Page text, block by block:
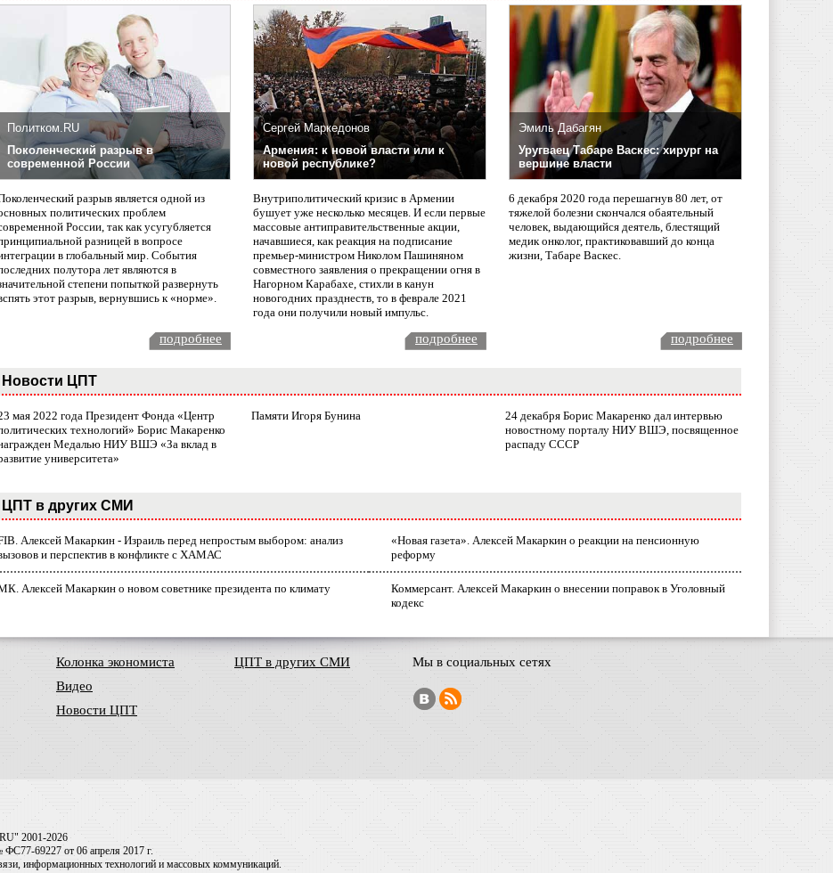
Политком.RU
Поколенческий разрыв в
современной России
разрыв является одной из
политических проблем
России, так как усугубляется
разницей в вопросе
в глобальный мир. События
полутора лет являются в
степени попыткой развернуть
этот разрыв, вернувшись к «норме».
Сергей Маркедонов
Армения: к новой власти или к
новой республике?
Внутриполитический кризис в Армении
бушует уже несколько месяцев. И если первые
массовые антиправительственные акции,
начавшиеся, как реакция на подписание
премьер-министром Николом Пашиняном
совместного заявления о прекращении огня в
Нагорном Карабахе, стихли в канун
новогодних празднеств, то в феврале 2021
года они получили новый импульс.
Эмиль Дабагян
Уругваец Табаре Васкес: хирург на
вершине власти
6 декабря 2020 года перешагнув 80 лет, от
тяжелой болезни скончался обаятельный
человек, выдающийся деятель, блестящий
медик онколог, практиковавший до конца
жизни, Табаре Васкес.
подробнее подробнее подробнее
Новости ЦПТ
мая 2022 года Президент Фонда «Центр
технологий» Борис Макаренко
Медалью НИУ ВШЭ «За вклад в
университета»
Памяти Игоря Бунина
24 декабря Борис Макаренко дал интервью
новостному порталу НИУ ВШЭ, посвященное
распаду СССР
ЦПТ в других СМИ
Алексей Макаркин - Израиль перед непростым выбором: анализ
и перспектив в конфликте с ХАМАС
«Новая газета». Алексей Макаркин о реакции на пенсионную
реформу
Алексей Макаркин о новом советнике президента по климату
Коммерсант. Алексей Макаркин о внесении поправок в Уголовный
кодекс
Колонка экономиста
Видео
Новости ЦПТ
ЦПТ в других СМИ Мы в социальных сетях
2001-2026
ФС77-69227 от 06 апреля 2017 г.
информационных технологий и массовых коммуникаций.